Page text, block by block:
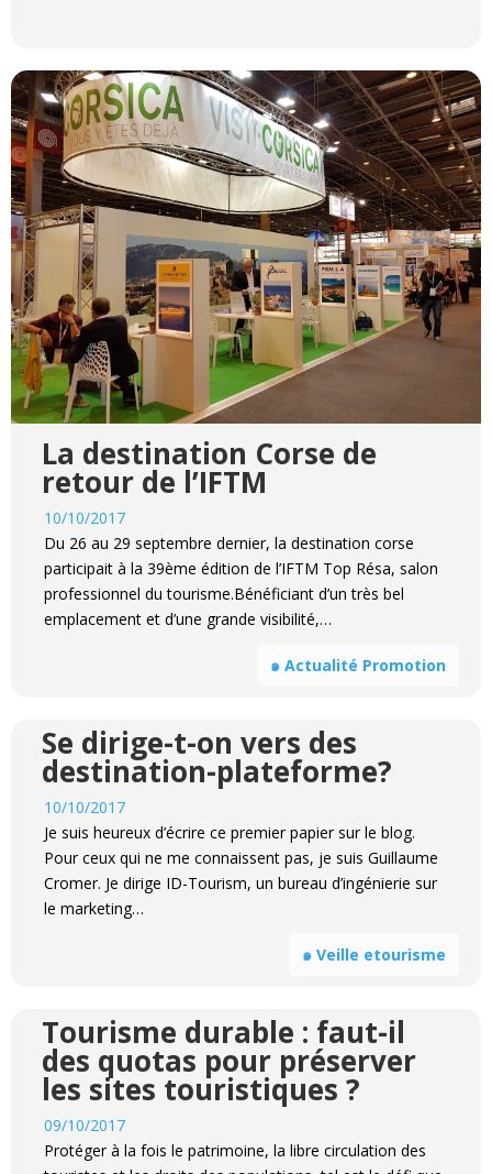
La destination Corse de
retour de l’IFTM
10/10/2017
Du 26 au 29 septembre dernier, la destination corse
participait à la 39ème édition de l’IFTM Top Résa, salon
professionnel du tourisme.Bénéficiant d’un très bel
emplacement et d’une grande visibilité,…
๑ Actualité Promotion
Se dirige-t-on vers des
destination-plateforme?
10/10/2017
Je suis heureux d’écrire ce premier papier sur le blog.
Pour ceux qui ne me connaissent pas, je suis Guillaume
Cromer. Je dirige ID-Tourism, un bureau d’ingénierie sur
le marketing…
๑ Veille etourisme
Tourisme durable : faut-il
des quotas pour préserver
les sites touristiques ?
09/10/2017
Protéger à la fois le patrimoine, la libre circulation des